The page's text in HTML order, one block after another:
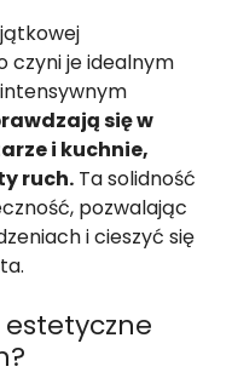
czyni je idealnym
się w
i kuchnie,
ruch. Ta solidność
pozwalając
i cieszyć się
estetyczne